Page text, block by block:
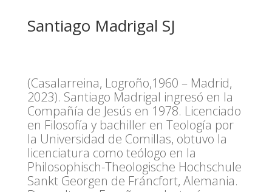
Santiago Madrigal SJ
(Casalarreina, Logroño,1960 – Madrid,
2023). Santiago Madrigal ingresó en la
Compañía de Jesús en 1978. Licenciado
en Filosofía y bachiller en Teología por
la Universidad de Comillas, obtuvo la
licenciatura como teólogo en la
Philosophisch-Theologische Hochschule
Sankt Georgen de Fráncfort, Alemania.